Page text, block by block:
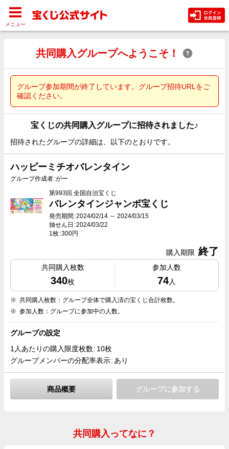
共同購入グループへようこそ！
グループ参加期間が終了しています。グループ招待URLをご
確認ください。
宝くじの共同購入グループに招待されました♪
招待されたグループの詳細は、以下のとおりです。
ハッピーミチオバレンタイン
グループ作成者 がー
第993回 全国自治宝くじ
バレンタインジャンボ宝くじ
発売期間 2024/02/14 ～ 2024/03/15
抽せん日 2024/03/22
1枚 300円
共同購入枚数
340枚
参加人数
74人
購入期限 終了
共同購入枚数：グループ全体で購入済の宝くじ合計枚数。
参加人数：グループに参加中の人数。
グループの設定
1人あたりの購入限度枚数 10枚
グループメンバーの分配率表示 あり
商品概要 グループに参加する
共同購入ってなに？
メニュー